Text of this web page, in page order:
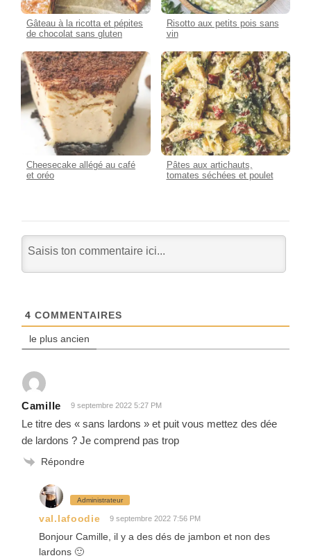
Gâteau à la ricotta et pépites
de chocolat sans gluten
Risotto aux petits pois sans
vin
Cheesecake allégé au café
et oréo
Pâtes aux artichauts,
tomates séchées et poulet
4 COMMENTAIRES
le plus ancien
Camille 9 septembre 2022 5:27 PM
Le titre des « sans lardons » et puit vous mettez des dée
de lardons ? Je comprend pas trop
Répondre
Administrateur
val.lafoodie 9 septembre 2022 7:56 PM
Bonjour Camille, il y a des dés de jambon et non des
lardons 🙂